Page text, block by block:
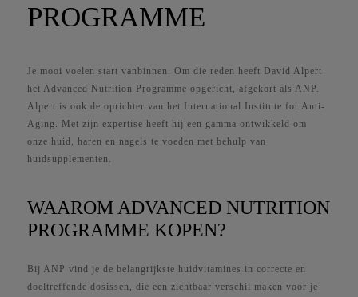
PROGRAMME
Je mooi voelen start vanbinnen. Om die reden heeft David Alpert
het Advanced Nutrition Programme opgericht, afgekort als ANP.
Alpert is ook de oprichter van het International Institute for Anti-
Aging. Met zijn expertise heeft hij een gamma ontwikkeld om
onze huid, haren en nagels te voeden met behulp van
huidsupplementen.
WAAROM ADVANCED NUTRITION
PROGRAMME KOPEN?
Bij ANP vind je de belangrijkste huidvitamines in correcte en
doeltreffende dosissen, die een zichtbaar verschil maken voor je